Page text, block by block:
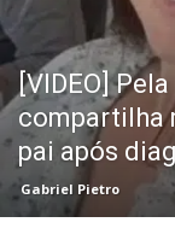
[VIDEO]
compartilha
pai após
Gabriel Pietro